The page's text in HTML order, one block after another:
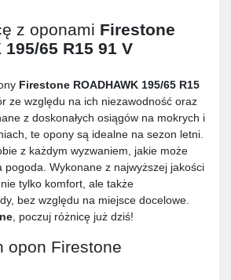
z oponami Firestone
195/65 R15 91 V
Firestone ROADHAWK 195/65 R15
ze względu na ich niezawodność oraz
z doskonałych osiągów na mokrych i
te opony są idealne na sezon letni.
z każdym wyzwaniem, jakie może
pogoda. Wykonane z najwyższej jakości
tylko komfort, ale także
bez względu na miejsce docelowe.
, poczuj różnicę już dziś!
opon Firestone